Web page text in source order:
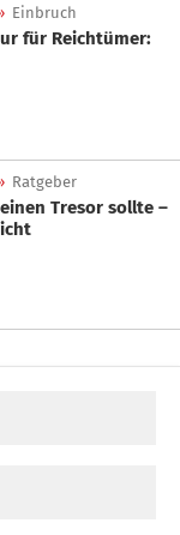
Einbruch
Ratgeber